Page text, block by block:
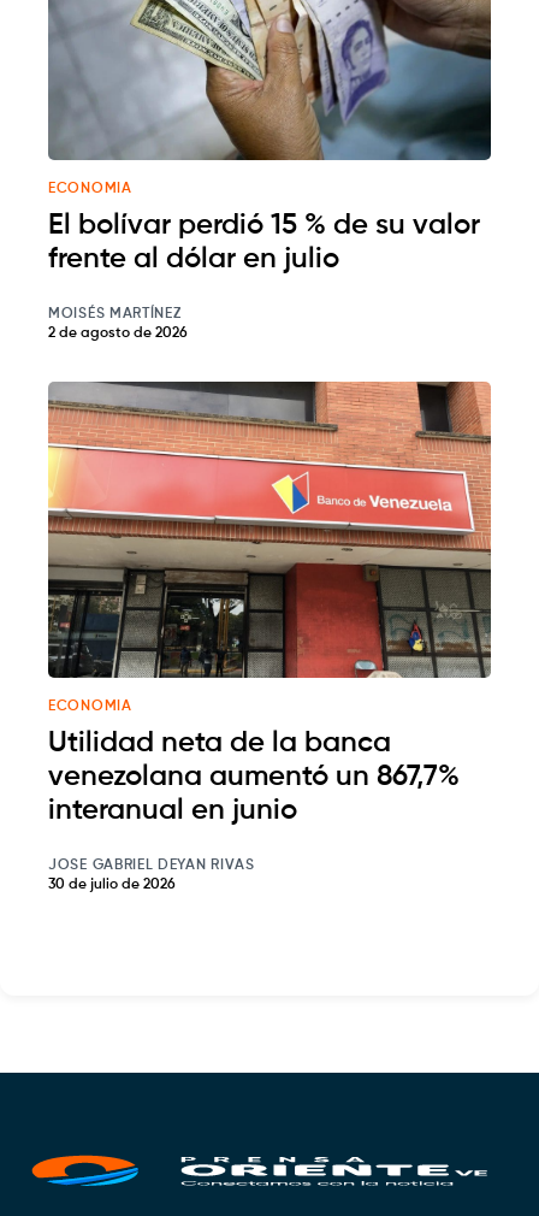
ECONOMIA
El bolívar perdió 15 % de su valor
frente al dólar en julio
MOISÉS MARTÍNEZ
2 de agosto de 2026
ECONOMIA
Utilidad neta de la banca
venezolana aumentó un 867,7%
interanual en junio
JOSE GABRIEL DEYAN RIVAS
30 de julio de 2026